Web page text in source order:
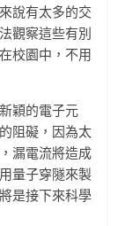
說有太多的交
觀察這些有別
校園中，不用
穎的電子元
阻礙，因為太
漏電流將造成
量子穿隧來製
是接下來科學